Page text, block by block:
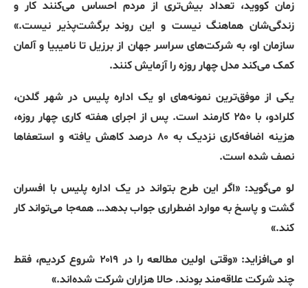
زمان کووید، تعداد بیش‌تری از مردم احساس می‌کنند کار و
زندگی‌شان هماهنگ نیست و این روند برگشت‌پذیر نیست.»
سازمان او، به شرکت‌های سراسر جهان از برزیل تا نامیبیا و آلمان
کمک می‌کند مدل چهار روزه را آزمایش کنند.
یکی از موفق‌ترین نمونه‌های او یک اداره پلیس در شهر گلدن،
کلرادو، با ۲۵۰ کارمند است
. پس از اجرای هفته کاری چهار روزه،
هزینه اضافه‌کاری نزدیک به ۸۰ درصد کاهش یافته و استعفاها
نصف شده است.
لو می‌گوید: «اگر این طرح بتواند در یک اداره پلیس با افسران
گشت و پاسخ به موارد اضطراری جواب بدهد…همه‌جا می‌تواند کار
کند.»
او می‌افزاید: «
وقتی اولین مطالعه را در ۲۰۱۹ شروع کردیم، فقط
چند شرکت علاقه‌مند بودند. حالا هزاران شرکت‌ شده‌اند.»